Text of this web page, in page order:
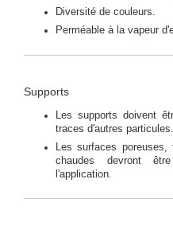
Diversité de couleurs.
Perméable à la vapeur
Supports
Les supports doivent
traces d'autres particules.
Les surfaces
chaudes devront
l'application.